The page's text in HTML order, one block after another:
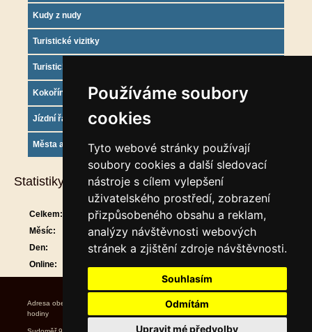
Používáme soubory
cookies
Tyto webové stránky používají
soubory cookies a další sledovací
nástroje s cílem vylepšení
uživatelského prostředí, zobrazení
přizpůsobeného obsahu a reklam,
analýzy návštěvnosti webových
stránek a zjištění zdroje návštěvnosti.
Souhlasím
Odmítám
Upravit mé předvolby
Kudy z nudy
Turistické vizitky
Turistický deník
Kokořínsko info
Jízdní řády
Města a obce
Statistiky
Online:
Celkem:
910644
Měsíc:
29802
Den:
Adresa obecního úřadu Úřední
hodiny Starosta